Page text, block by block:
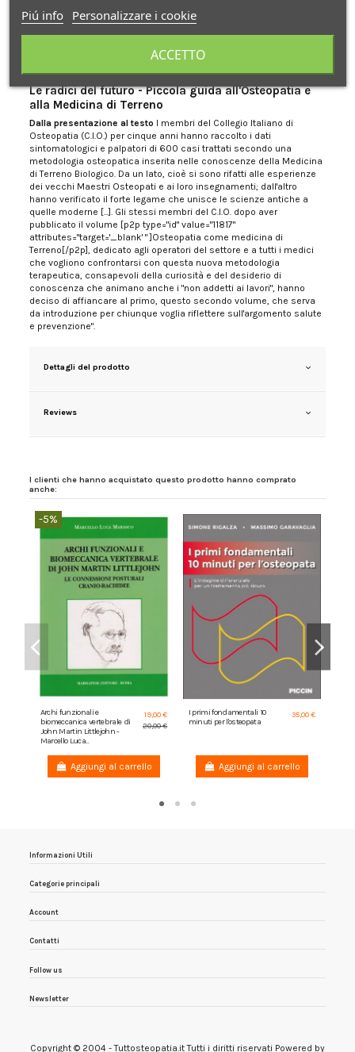
Le radici del futuro - Piccola guida all'Osteopatia e
alla Medicina di Terreno
Dalla presentazione al testo I membri del Collegio Italiano di
Osteopatia (C.I.O.) per cinque anni hanno raccolto i dati
sintomatologici e palpatori di 600 casi trattati secondo una
metodologia osteopatica inserita nelle conoscenze della Medicina
di Terreno Biologico. Da un lato, cioè si sono rifatti alle esperienze
dei vecchi Maestri Osteopati e ai loro insegnamenti; dall'altro
hanno verificato il forte legame che unisce le scienze antiche a
quelle moderne [...]. Gli stessi membri del C.I.O. dopo aver
pubblicato il volume [p2p type="id" value="11817"
attributes="target='_blank' " ]Osteopatia come medicina di
Terreno[/p2p], dedicato agli operatori del settore e a tutti i medici
che vogliono confrontarsi con questa nuova metodologia
terapeutica, consapevoli della curiosità e del desiderio di
conoscenza che animano anche i "non addetti ai lavori", hanno
deciso di affiancare al primo, questo secondo volume, che serva
da introduzione per chiunque voglia riflettere sull'argomento salute
e prevenzione".
Dettagli del prodotto
Reviews
I clienti che hanno acquistato questo prodotto hanno comprato
anche:
-5%
Archi funzionali e
biomeccanica vertebrale di
John Martin Littlejohn -
Marcello Luca...
19,00 €
20,00 €
Aggiungi al carrello
I primi fondamentali 10
minuti per l'osteopata
35,00 €
Aggiungi al carrello
Informazioni Utili
Categorie principali
Account
Contatti
Piú info Personalizzare i cookie
ACCETTO
Follow us
Newsletter
Copyright © 2004 - Tuttosteopatia.it Tutti i diritti riservati Powered by